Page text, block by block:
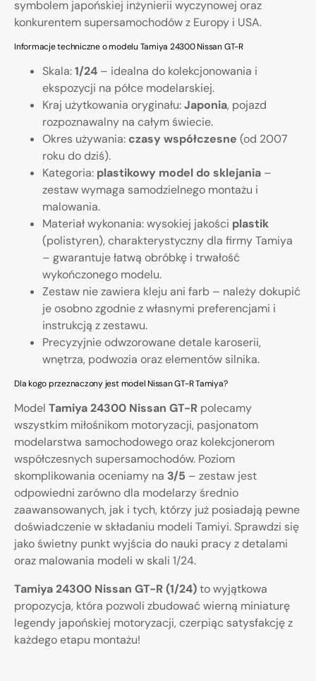
symbolem japońskiej inżynierii wyczynowej oraz
konkurentem supersamochodów z Europy i USA.
Informacje techniczne o modelu Tamiya 24300 Nissan GT-R
Skala:1/24 – idealna do kolekcjonowania i
ekspozycji na półce modelarskiej.
Kraj użytkowania oryginału:Japonia, pojazd
rozpoznawalny na całym świecie.
Okres używania: czasy współczesne (od 2007
roku do dziś).
Kategoria: plastikowy model do sklejania –
zestaw wymaga samodzielnego montażu i
malowania.
Materiał wykonania: wysokiej jakości plastik
(polistyren), charakterystyczny dla firmy Tamiya
– gwarantuje łatwą obróbkę i trwałość
wykończonego modelu.
Zestaw nie zawiera kleju ani farb – należy dokupić
je osobno zgodnie z własnymi preferencjami i
instrukcją z zestawu.
Precyzyjnie odwzorowane detale karoserii,
wnętrza, podwozia oraz elementów silnika.
Dla kogo przeznaczony jest model Nissan GT-R Tamiya?
Model Tamiya 24300 Nissan GT-R polecamy
wszystkim miłośnikom motoryzacji, pasjonatom
modelarstwa samochodowego oraz kolekcjonerom
współczesnych supersamochodów. Poziom
skomplikowania oceniamy na 3/5 – zestaw jest
odpowiedni zarówno dla modelarzy średnio
zaawansowanych, jak i tych, którzy już posiadają pewne
doświadczenie w składaniu modeli Tamiyi. Sprawdzi się
jako świetny punkt wyjścia do nauki pracy z detalami
oraz malowania modeli w skali 1/24.
Tamiya 24300 Nissan GT-R (1/24)to wyjątkowa
propozycja, która pozwoli zbudować wierną miniaturę
legendy japońskiej motoryzacji, czerpiąc satysfakcję z
każdego etapu montażu!